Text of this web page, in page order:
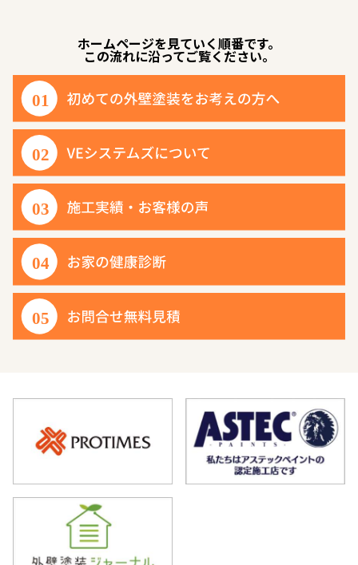
ホームページを見ていく順番です。
この流れに沿ってご覧ください。